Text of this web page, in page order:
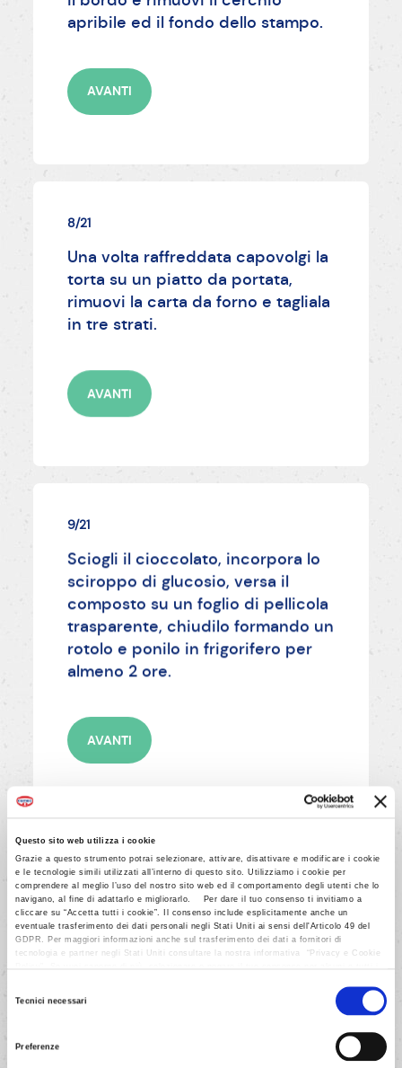
Questo sito web utilizza i cookie
Grazie a questo strumento potrai selezionare, attivare, disattivare e modificare i cookie
e le tecnologie simili utilizzati all’interno di questo sito. Utilizziamo i cookie per
comprendere al meglio l’uso del nostro sito web ed il comportamento degli utenti che lo
navigano, al fine di adattarlo e migliorarlo. Per dare il tuo consenso ti invitiamo a
cliccare su “Accetta tutti i cookie”. Il consenso include esplicitamente anche un
eventuale trasferimento dei dati personali negli Stati Uniti ai sensi dell'Articolo 49 del
GDPR. Per maggiori informazioni anche sul trasferimento dei dati a fornitori di
tecnologia e partner negli Stati Uniti consultare la nostra informativa “Privacy e Cookie
Tecnici necessari
Preferenze
apribile ed il fondo dello stampo.
AVANTI
8/21
Una volta raffreddata capovolgi la
torta su un piatto da portata,
rimuovi la carta da forno e tagliala
in tre strati.
AVANTI
9/21
Sciogli il cioccolato, incorpora lo
sciroppo di glucosio, versa il
composto su un foglio di pellicola
trasparente, chiudilo formando un
rotolo e ponilo in frigorifero per
almeno 2 ore.
AVANTI
10/21
Prepara la crema chantilly con la
panna e mascarpone nel modo
indicato sulla confezione.